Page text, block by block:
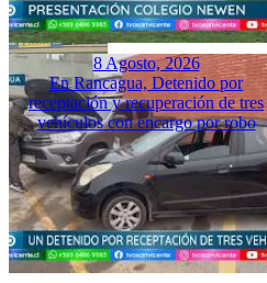
8 Agosto, 2026
En Rancagua, Detenido por
receptación y recuperación de tres
vehículos con encargo por robo